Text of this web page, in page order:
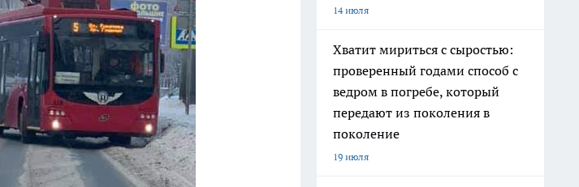
14 июля
Хватит мириться с сыростью:
проверенный годами способ с
ведром в погребе, который
передают из поколения в
поколение
19 июля